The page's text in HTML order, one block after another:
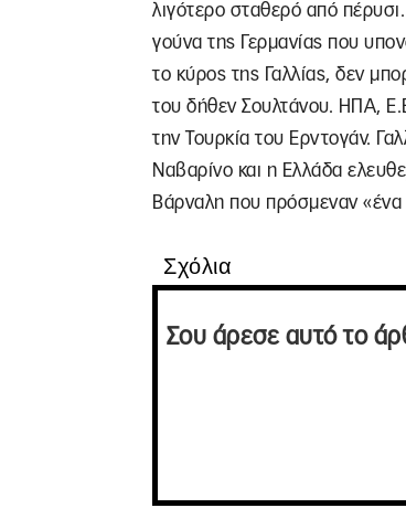
λιγότερο σταθερό από
γούνα της Γερμανίας που
το κύρος της Γαλλίας, δεν
του δήθεν Σουλτάνου. ΗΠΑ,
την Τουρκία του Ερντογάν.
Ναβαρίνο και η Ελλάδα
Βάρναλη που πρόσμεναν «ένα
Σχόλια
Σου άρεσε αυτό το